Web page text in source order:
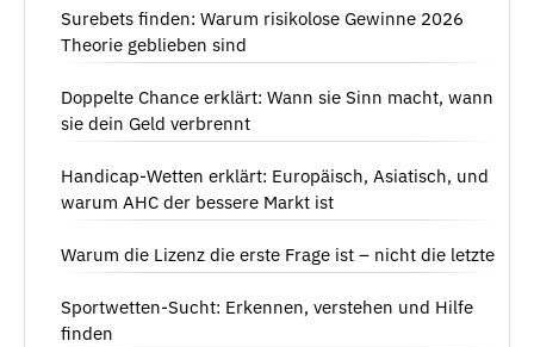
Surebets finden: Warum risikolose Gewinne 2026
Theorie geblieben sind
Doppelte Chance erklärt: Wann sie Sinn macht, wann
sie dein Geld verbrennt
Handicap-Wetten erklärt: Europäisch, Asiatisch, und
warum AHC der bessere Markt ist
Warum die Lizenz die erste Frage ist – nicht die letzte
Sportwetten-Sucht: Erkennen, verstehen und Hilfe
finden